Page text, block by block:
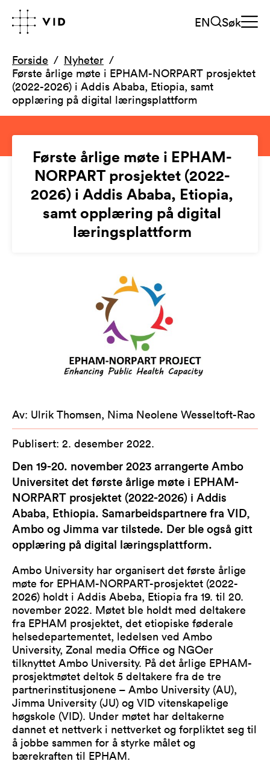
EN Søk
Forside
Nyheter
Første årlige møte i EPHAM-NORPART prosjektet
(2022-2026) i Addis Ababa, Etiopia, samt
opplæring på digital læringsplattform
Første årlige møte i EPHAM-
NORPART prosjektet (2022-
2026) i Addis Ababa, Etiopia,
samt opplæring på digital
læringsplattform
Av: Ulrik Thomsen, Nima Neolene Wesseltoft-Rao
Publisert: 2. desember 2022.
Den 19-20. november 2023 arrangerte Ambo
Universitet det første årlige møte i EPHAM-
NORPART prosjektet (2022-2026) i Addis
Ababa, Ethiopia. Samarbeidspartnere fra VID,
Ambo og Jimma var tilstede. Der ble også gitt
opplæring på digital læringsplattform.
Ambo University har organisert det første årlige
møte for EPHAM-NORPART-prosjektet (2022-
2026) holdt i Addis Abeba, Etiopia fra 19. til 20.
november 2022. Møtet ble holdt med deltakere
fra EPHAM prosjektet, det etiopiske føderale
helsedepartementet, ledelsen ved Ambo
University, Zonal media Office og NGOer
tilknyttet Ambo University. På det årlige EPHAM-
prosjektmøtet deltok 5 deltakere fra de tre
partnerinstitusjonene – Ambo University (AU),
Jimma University (JU) og VID vitenskapelige
høgskole (VID). Under møtet har deltakerne
dannet et nettverk i nettverket og forpliktet seg til
å jobbe sammen for å styrke målet og
bærekraften til EPHAM.